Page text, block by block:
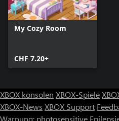
My Cozy Room
CHF 7.20+
XBOX konsolen XBOX-Spiele
XBOX-News XBOX Support
Warnung: photosensitive